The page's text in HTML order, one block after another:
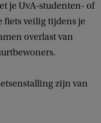
je UvA-studenten- of
fiets veilig tijdens je
overlast van
zijn van